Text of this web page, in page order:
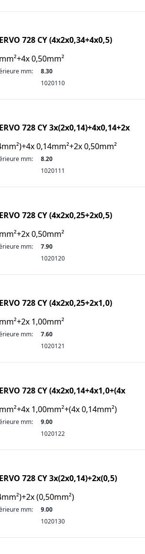
728 CY (4x2x0,34+4x0,5)
0,50mm²
mm:
8.30
1020110
728 CY 3x(2x0,14)+4x0,14+2x
0,14mm²+2x 0,50mm²
mm:
8.20
1020111
728 CY (4x2x0,25+2x0,5)
0,50mm²
mm:
7.90
1020120
728 CY (4x2x0,25+2x1,0)
1,00mm²
mm:
7.60
1020121
728 CY (4x2x0,14+4x1,0+(4x
1,00mm²+(4x 0,14mm²)
mm:
9.00
1020122
728 CY 3x(2x0,14)+2x(0,5)
(0,50mm²)
mm:
9.00
1020130